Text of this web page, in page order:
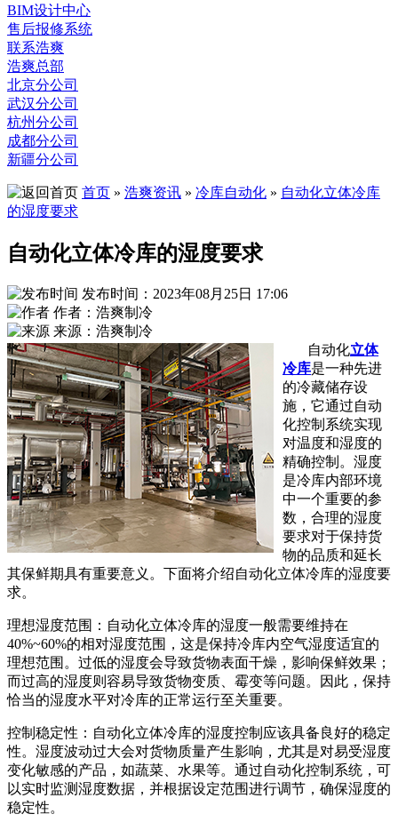
BIM设计中心
售后报修系统
联系浩爽
浩爽总部
北京分公司
武汉分公司
杭州分公司
成都分公司
新疆分公司
首页 » 浩爽资讯 » 冷库自动化 » 自动化立体冷库
的湿度要求
自动化立体冷库的湿度要求
发布时间：2023年08月25日 17:06
作者：浩爽制冷
来源：浩爽制冷
自动化立体
冷库是一种先进
的冷藏储存设
施，它通过自动
化控制系统实现
对温度和湿度的
精确控制。湿度
是冷库内部环境
中一个重要的参
数，合理的湿度
要求对于保持货
物的品质和延长
其保鲜期具有重要意义。下面将介绍自动化立体冷库的湿度要
求。
理想湿度范围：自动化立体冷库的湿度一般需要维持在
40%~60%的相对湿度范围，这是保持冷库内空气湿度适宜的
理想范围。过低的湿度会导致货物表面干燥，影响保鲜效果；
而过高的湿度则容易导致货物变质、霉变等问题。因此，保持
恰当的湿度水平对冷库的正常运行至关重要。
控制稳定性：自动化立体冷库的湿度控制应该具备良好的稳定
性。湿度波动过大会对货物质量产生影响，尤其是对易受湿度
变化敏感的产品，如蔬菜、水果等。通过自动化控制系统，可
以实时监测湿度数据，并根据设定范围进行调节，确保湿度的
稳定性。